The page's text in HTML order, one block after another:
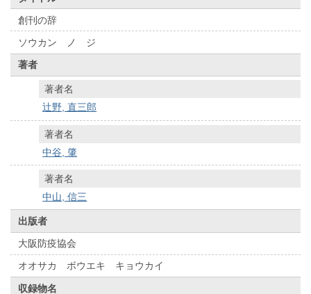
創刊の辞
ソウカン ノ ジ
著者
著者名
辻野, 直三郎
著者名
中谷, 肇
著者名
中山, 信三
出版者
大阪防疫協会
オオサカ ボウエキ キョウカイ
収録物名